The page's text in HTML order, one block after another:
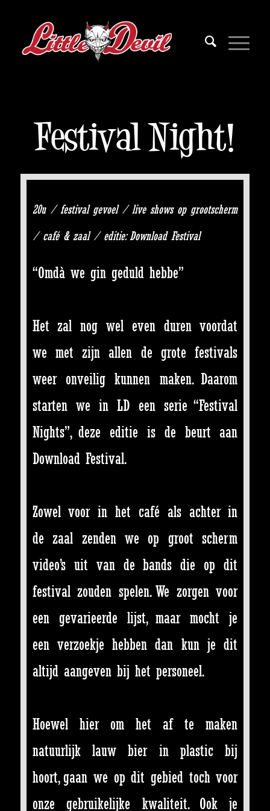
Festival Night!
20u / festival gevoel / live shows op grootscherm
/ café & zaal / editie: Download Festival
“Omdà we gin geduld hebbe”
Het zal nog wel even duren voordat
we met zijn allen de grote festivals
weer onveilig kunnen maken. Daarom
starten we in LD een serie “Festival
Nights”, deze editie is de beurt aan
Download Festival.
Zowel voor in het café als achter in
de zaal zenden we op groot scherm
video’s uit van de bands die op dit
festival zouden spelen. We zorgen voor
een gevarieerde lijst, maar mocht je
een verzoekje hebben dan kun je dit
altijd aangeven bij het personeel.
Hoewel hier om het af te maken
natuurlijk lauw bier in plastic bij
hoort, gaan we op dit gebied toch voor
onze gebruikelijke kwaliteit. Ook je